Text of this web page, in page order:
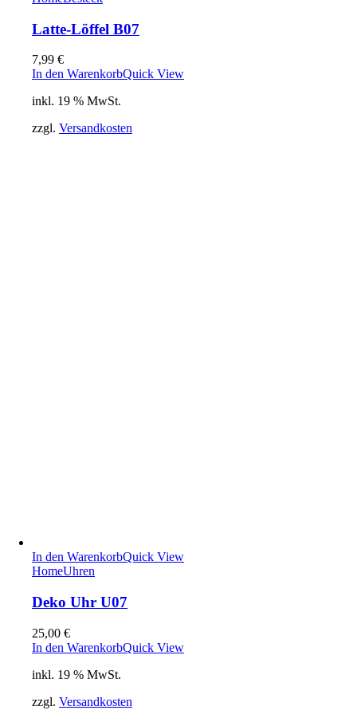
Latte-Löffel B07
7,99 €
In den WarenkorbQuick View
inkl. 19 % MwSt.
zzgl. Versandkosten
In den WarenkorbQuick View
HomeUhren
Deko Uhr U07
25,00 €
In den WarenkorbQuick View
inkl. 19 % MwSt.
zzgl. Versandkosten